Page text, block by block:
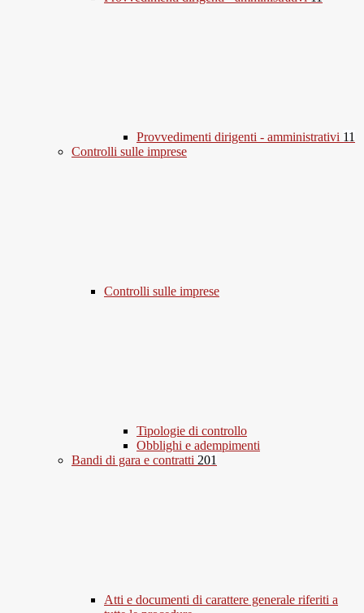
Provvedimenti dirigenti - amministrativi 11
Controlli sulle imprese
Controlli sulle imprese
Tipologie di controllo
Obblighi e adempimenti
Bandi di gara e contratti 201
Atti e documenti di carattere generale riferiti a